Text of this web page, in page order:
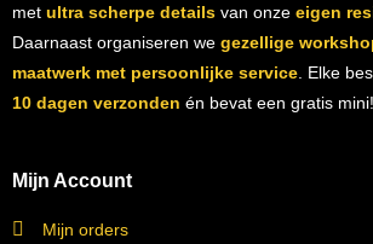
met ultra scherpe detailsvan onze eigen
Daarnaast organiseren we gezellige
maatwerk met persoonlijke service. Elke
10 dagen verzonden én bevat een gratis mini!
Mijn Account
Mijn orders